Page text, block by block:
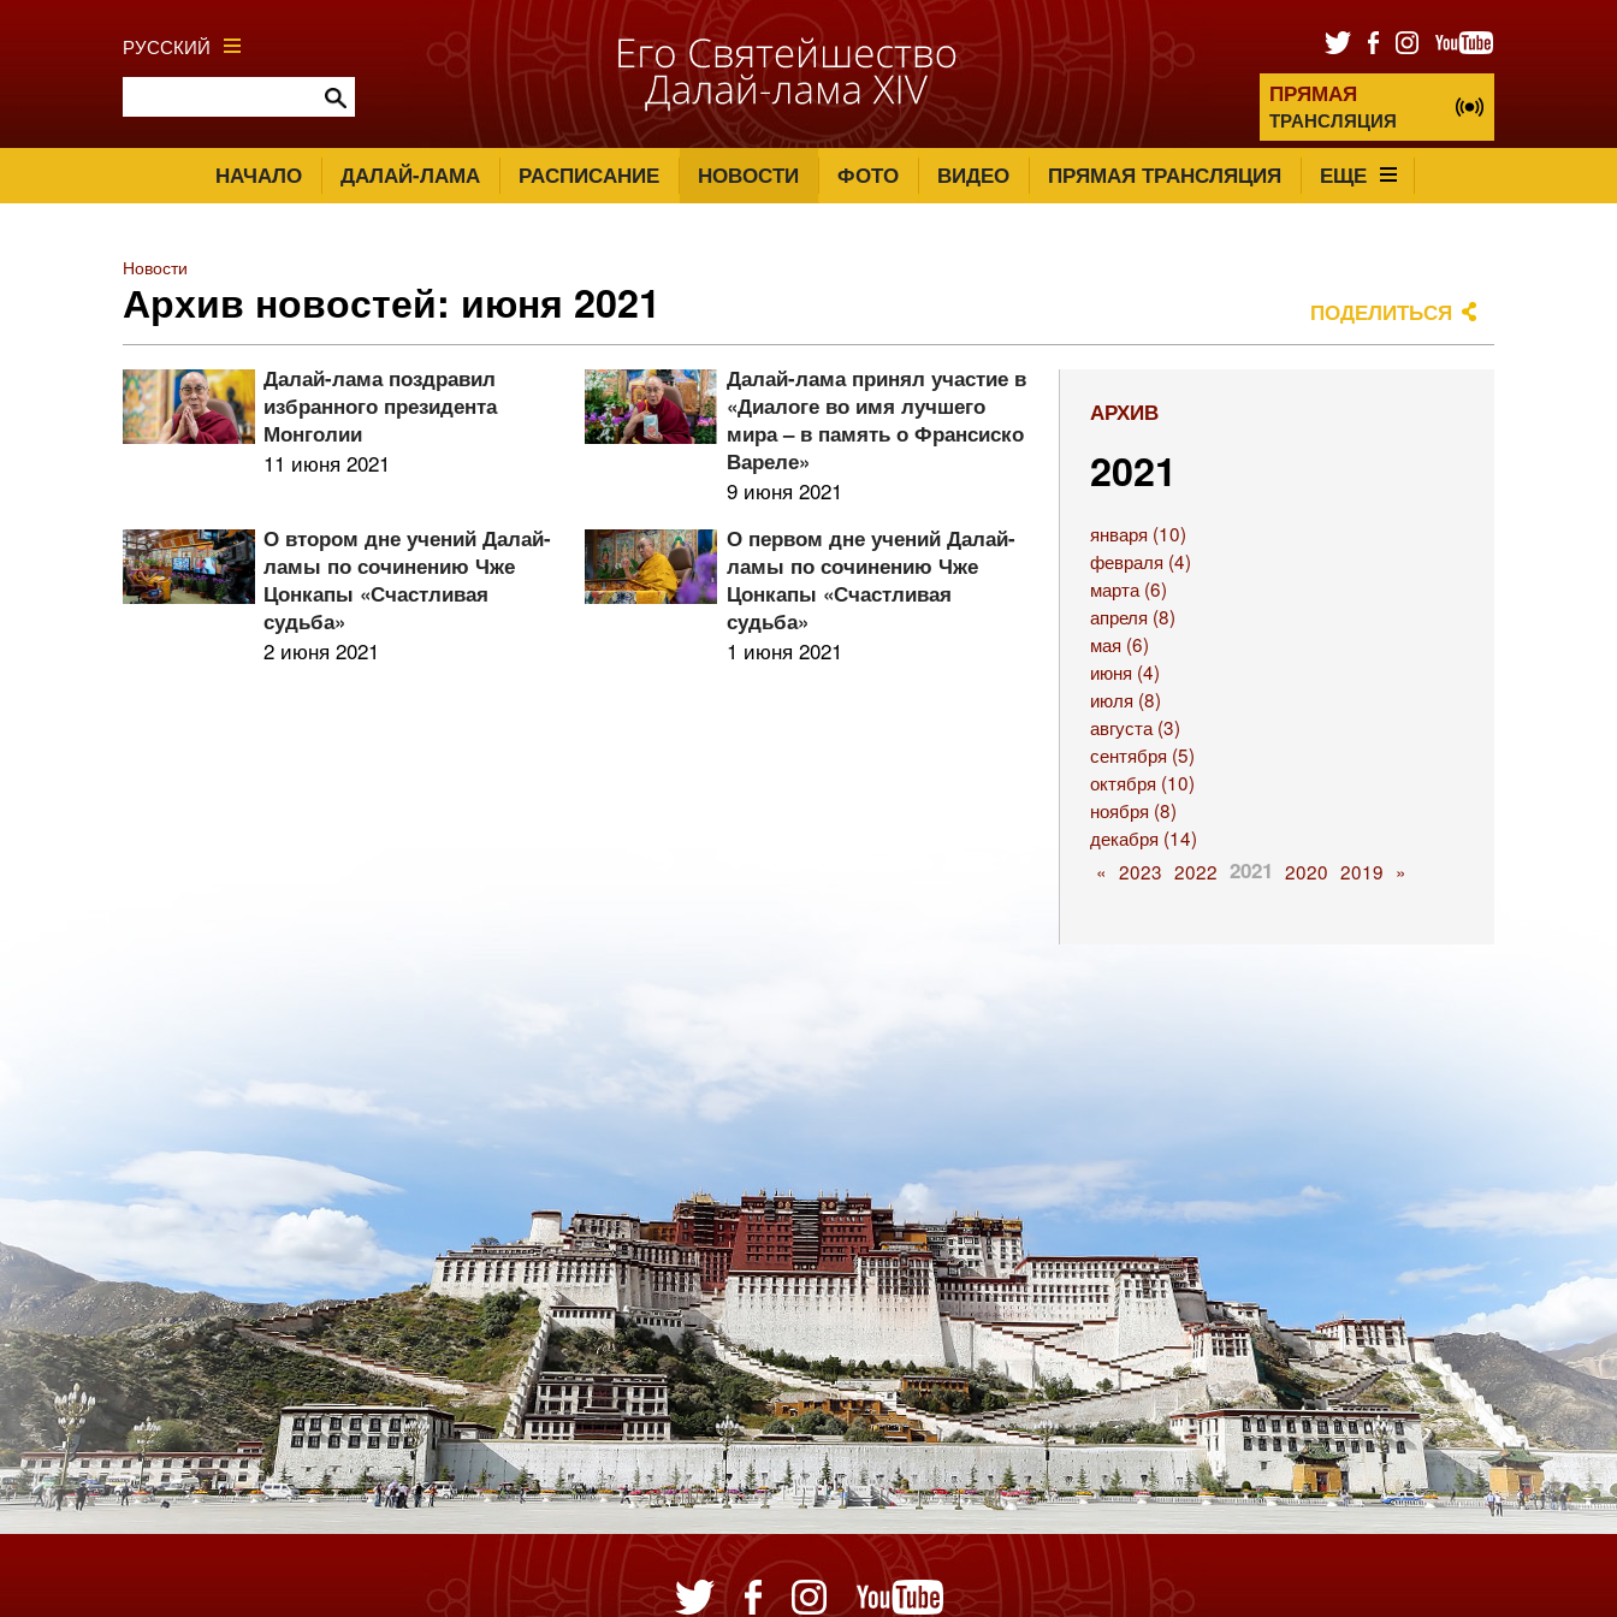
РУССКИЙ
ПРЯМАЯ
ТРАНСЛЯЦИЯ
НАЧАЛО ДАЛАЙ-ЛАМА РАСПИСАНИЕ НОВОСТИ ФОТО ВИДЕО ПРЯМАЯ ТРАНСЛЯЦИЯ ЕЩЕ
Новости
Архив новостей: июня 2021 ПОДЕЛИТЬСЯ
Далай-лама поздравил
избранного президента
Монголии
11 июня 2021
Далай-лама принял участие в
«Диалоге во имя лучшего
мира – в память о Франсиско
Вареле»
9 июня 2021
О втором дне учений Далай-
ламы по сочинению Чже
Цонкапы «Счастливая
судьба»
2 июня 2021
О первом дне учений Далай-
ламы по сочинению Чже
Цонкапы «Счастливая
судьба»
1 июня 2021
АРХИВ
2021
января (10)
февраля (4)
марта (6)
апреля (8)
мая (6)
июня (4)
июля (8)
августа (3)
сентября (5)
октября (10)
ноября (8)
декабря (14)
« 2023 2022 2021 2020 2019 »